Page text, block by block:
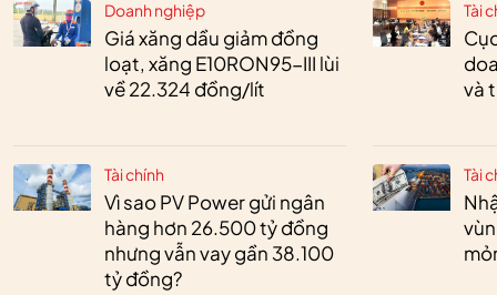
Doanh nghiệp
Giá xăng dầu giảm đồng
loạt, xăng E10RON95-III lùi
về 22.324 đồng/lít
Tài chính
Vì sao PV Power gửi ngân
hàng hơn 26.500 tỷ đồng
nhưng vẫn vay gần 38.100
tỷ đồng?
Tài
và
Tài